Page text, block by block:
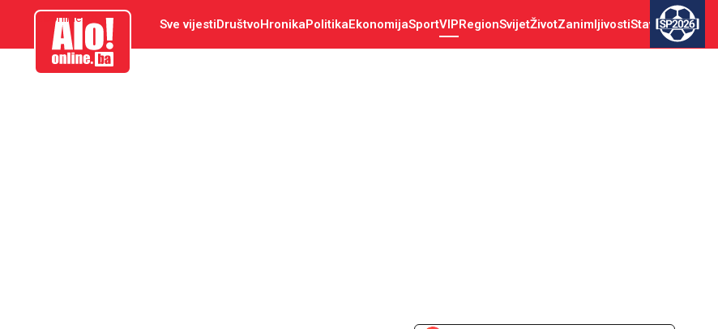
aloonline.ba Sve vijestiDruštvoHronikaPolitikaEkonomijaSportVIPRegionSvijetŽivotZanimljivostiStav SP2026